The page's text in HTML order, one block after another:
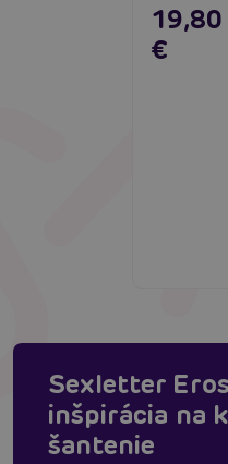
19,80
€
Sexletter
inšpirácia na
šantenie